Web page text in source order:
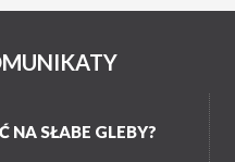
NA SŁABE GLEBY?